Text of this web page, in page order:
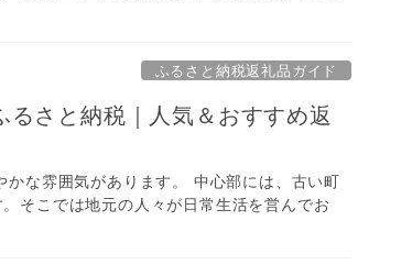
ふるさと納税返礼品ガイド
るさと納税｜人気＆おすすめ返
な雰囲気があります。 中心部には、古い町
そこでは地元の人々が日常生活を営んでお